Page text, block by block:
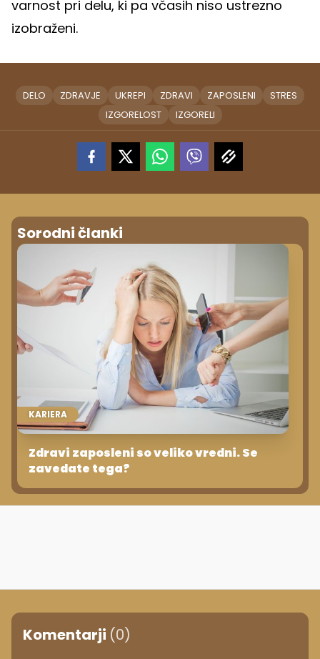
varnost pri delu, ki pa včasih niso ustrezno
izobraženi.
DELO ZDRAVJE UKREPI ZDRAVI ZAPOSLENI
STRES
IZGORELOST
IZGORELI
Sorodni članki
KARIERA
Zdravi zaposleni so veliko vredni. Se
zavedate tega?
Komentarji (0)